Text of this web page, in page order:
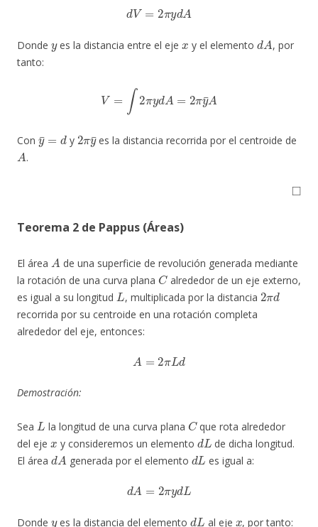
dV =2πydA
Donde es la distancia entre el eje y el elemento
d A
, por
tanto:
2π
Con
d
y
2
es la distancia recorrida por el centroide de
A
.
◻
Teorema 2 de Pappus (Áreas)
El área
A
de una superficie de revolución generada mediante
la rotación de una curva plana
C
alrededor de un eje externo,
es igual a su longitud
L
, multiplicada por la distancia
2πd
recorrida por su centroide en una rotación completa
alrededor del eje, entonces:
A =2πLd
Demostración:
Sea la longitud de una curva plana
que rota alrededor
del eje
x
y consideremos un elemento
dL
de dicha longitud.
El área
d A
generada por el elemento
dL
es igual a:
dA 2πydL
Donde es la distancia del elemento
dL
al eje , por tanto: